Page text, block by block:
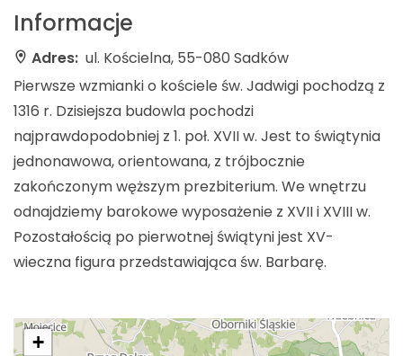
Informacje
Adres: ul. Kościelna, 55-080 Sadków
Pierwsze wzmianki o kościele św. Jadwigi pochodzą z
1316 r. Dzisiejsza budowla pochodzi
najprawdopodobniej z 1. poł. XVII w. Jest to świątynia
jednonawowa, orientowana, z trójbocznie
zakończonym węższym prezbiterium. We wnętrzu
odnajdziemy barokowe wyposażenie z XVII i XVIII w.
Pozostałością po pierwotnej świątyni jest XV-
wieczna figura przedstawiająca św. Barbarę.
+